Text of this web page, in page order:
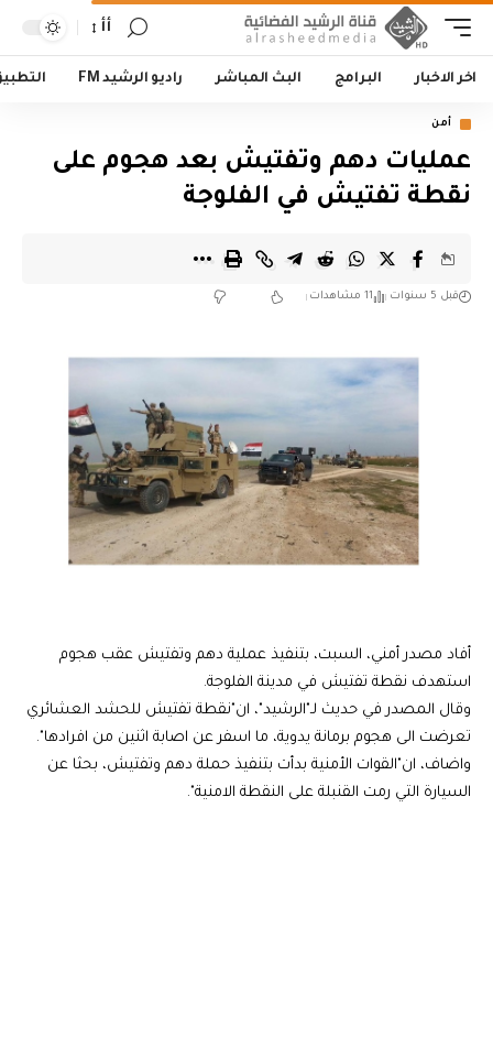
أأ
اخر الاخبار البرامج البث المباشر راديو الرشيد FM
أمن
عمليات دهم وتفتيش بعد هجوم على
نقطة تفتيش في الفلوجة
قبل 5 سنوات 11 مشاهدات
أفاد مصدر أمني، السبت، بتنفيذ عملية دهم وتفتيش عقب هجوم
استهدف نقطة تفتيش في مدينة الفلوجة.
وقال المصدر في حديث لـ"الرشيد"، ان"نقطة تفتيش للحشد العشائري
تعرضت الى هجوم برمانة يدوية، ما اسفر عن اصابة اثنين من افرادها".
واضاف، ان"القوات الأمنية بدأت بتنفيذ حملة دهم وتفتيش، بحثا عن
السيارة التي رمت القنبلة على النقطة الامنية".